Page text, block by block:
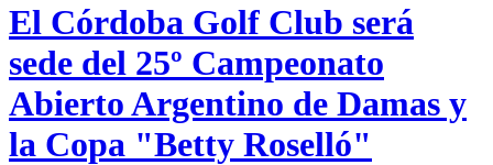
El Córdoba Golf Club será
sede del 25º Campeonato
Abierto Argentino de Damas y
la Copa "Betty Roselló"